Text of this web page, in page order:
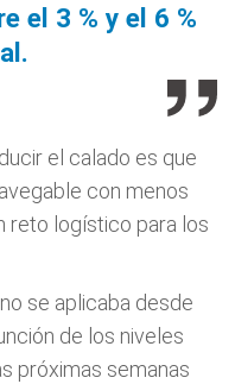
el 3 % y el 6 %
el calado es que
con menos
reto logístico para los
se aplicaba desde
de los niveles
próximas semanas